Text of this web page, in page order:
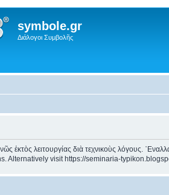
symbole.gr
Διάλογοι Συμβολῆς
ἐκτὸς λειτουργίας διὰ τεχνικοὺς λόγους.
Alternatively visit https://seminaria-